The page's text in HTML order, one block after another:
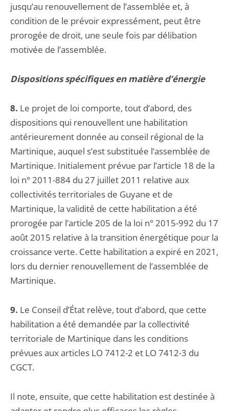
jusqu’au renouvellement de l’assemblée et, à
condition de le prévoir expressément, peut être
prorogée de droit, une seule fois par délibation
motivée de l’assemblée.
Dispositions spécifiques en matière d’énergie
8. Le projet de loi comporte, tout d’abord, des
dispositions qui renouvellent une habilitation
antérieurement donnée au conseil régional de la
Martinique, auquel s’est substituée l’assemblée de
Martinique. Initialement prévue par l’article 18 de la
loi n° 2011-884 du 27 juillet 2011 relative aux
collectivités territoriales de Guyane et de
Martinique, la validité de cette habilitation a été
prorogée par l’article 205 de la loi n° 2015-992 du 17
août 2015 relative à la transition énergétique pour la
croissance verte. Cette habilitation a expiré en 2021,
lors du dernier renouvellement de l’assemblée de
Martinique.
9. Le Conseil d’État relève, tout d’abord, que cette
habilitation a été demandée par la collectivité
territoriale de Martinique dans les conditions
prévues aux articles LO 7412-2 et LO 7412-3 du
CGCT.
Il note, ensuite, que cette habilitation est destinée à